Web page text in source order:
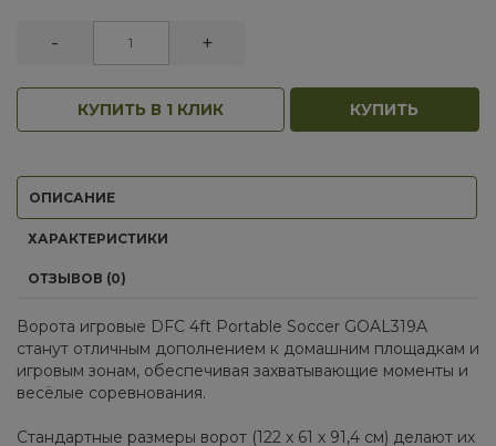
- +
КУПИТЬ В 1 КЛИК КУПИТЬ
ОПИСАНИЕ
ХАРАКТЕРИСТИКИ
ОТЗЫВОВ (0)
Ворота игровые DFC 4ft Portable Soccer GOAL319A
станут отличным дополнением к домашним площадкам и
игровым зонам, обеспечивая захватывающие моменты и
весёлые соревнования.
Стандартные размеры ворот (122 х 61 х 91,4 см) делают их